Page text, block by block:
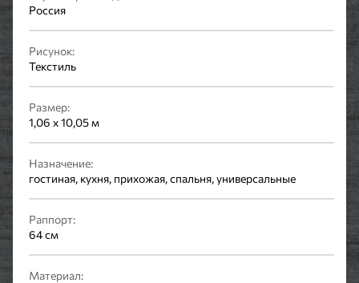
Россия
Рисунок:
Текстиль
Размер:
1,06 x 10,05 м
Назначение:
гостиная, кухня, прихожая, спальня, универсальные
Раппорт:
64 см
Материал: